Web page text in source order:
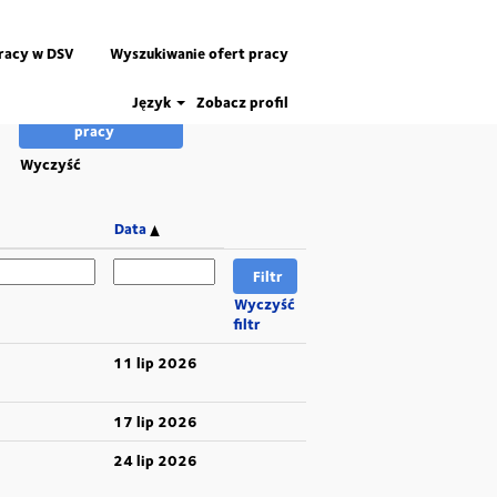
w DSV Wyszukiwanie ofert pracy
Język Zobacz profil
Wyczyść
Data
Wyczyść
filtr
11 lip 2026
17 lip 2026
24 lip 2026